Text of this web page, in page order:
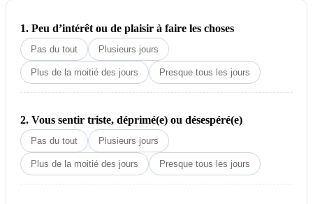
1. Peu d’intérêt ou de plaisir à faire les choses
Pas du tout Plusieurs jours
Plus de la moitié des jours Presque tous les jours
2. Vous sentir triste, déprimé(e) ou désespéré(e)
Pas du tout Plusieurs jours
Plus de la moitié des jours Presque tous les jours